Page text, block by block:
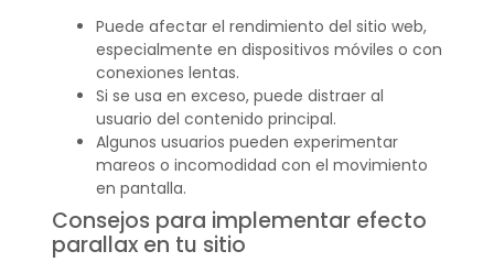
Puede afectar el rendimiento del sitio web,
especialmente en dispositivos móviles o con
conexiones lentas.
Si se usa en exceso, puede distraer al
usuario del contenido principal.
Algunos usuarios pueden experimentar
mareos o incomodidad con el movimiento
en pantalla.
Consejos para implementar efecto
parallax en tu sitio